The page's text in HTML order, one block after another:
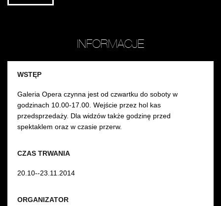
INFORMACJE
ORGANIZATOR
CZAS TRWANIA
20.10--23.11.2014
WSTĘP
Galeria Opera czynna jest od czwartku do soboty w
godzinach 10.00-17.00. Wejście przez hol kas
przedsprzedaży. Dla widzów także godzinę przed
spektaklem oraz w czasie przerw.